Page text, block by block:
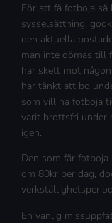
För att få fotboja så
sysselsättning,
den aktuella
man inte dömas till
har skett mot
har tänkt att bo
som vill ha fotboja
varit brottsfri under
igen.
Den som får
om 80kr per dag,
En vanlig